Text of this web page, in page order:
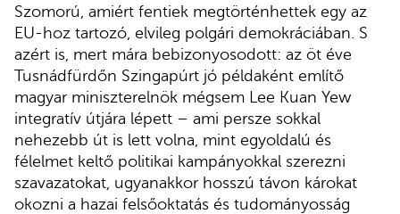
Szomorú, amiért fentiek megtörténhettek egy az
EU-hoz tartozó, elvileg polgári demokráciában. S
azért is, mert mára bebizonyosodott: az öt éve
Tusnádfürdőn Szingapúrt jó példaként említő
magyar miniszterelnök mégsem Lee Kuan Yew
integratív útjára lépett – ami persze sokkal
nehezebb út is lett volna, mint egyoldalú és
félelmet keltő politikai kampányokkal szerezni
szavazatokat, ugyanakkor hosszú távon károkat
okozni a hazai felsőoktatás és tudományosság